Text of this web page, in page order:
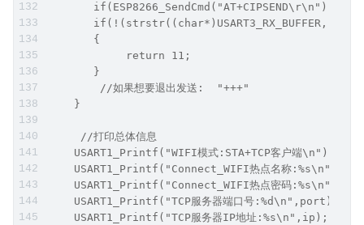
       {
            return 11;
       }
        //如果想要退出发送:  "+++"
    }
     //打印总体信息
    USART1_Printf("WIFI模式:STA+TCP客户端\n");
USART1_Printf("Connect_WIFI热点名称
USART1_Printf("Connect_WIFI热点密码
    USART1_Printf("TCP服务器端口号:%d\n",port);
    USART1_Printf("TCP服务器IP地址:%s\n",ip);